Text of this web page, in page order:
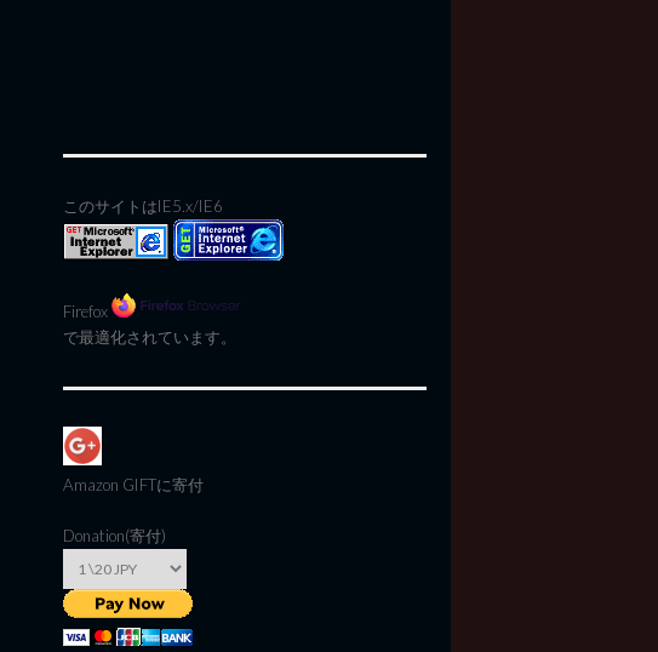
このサイトはIE5.x/IE6
Firefox
で最適化されています。
Amazon GIFTに寄付
Donation(寄付)